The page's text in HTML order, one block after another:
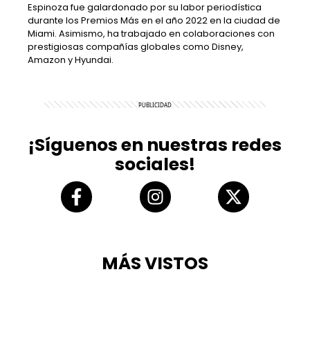
Espinoza fue galardonado por su labor periodística
durante los Premios Más en el año 2022 en la ciudad de
Miami. Asimismo, ha trabajado en colaboraciones con
prestigiosas compañías globales como Disney,
Amazon y Hyundai.
¡Síguenos en nuestras redes
sociales!
MÁS VISTOS